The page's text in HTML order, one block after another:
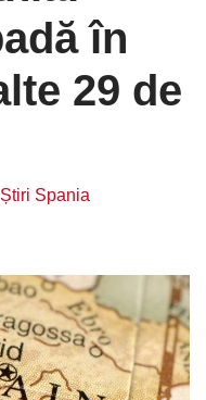
în
29 de
Știri Spania